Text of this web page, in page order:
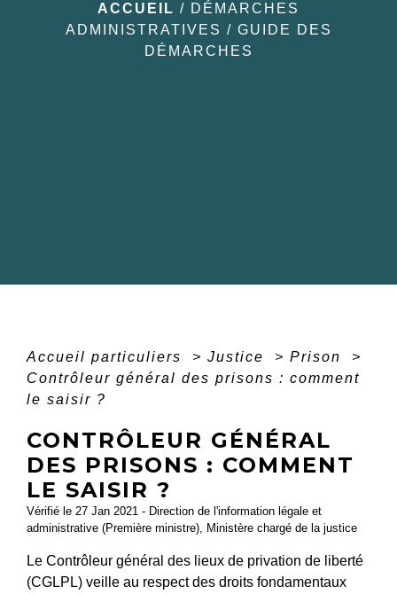
ACCUEIL / DÉMARCHES
ADMINISTRATIVES / GUIDE DES
DÉMARCHES
Accueil particuliers > Justice > Prison
>
Contrôleur général des prisons : comment
le saisir ?
CONTRÔLEUR GÉNÉRAL
DES PRISONS : COMMENT
LE SAISIR ?
Vérifié le 27 Jan 2021 - Direction de l'information légale et
administrative (Première ministre), Ministère chargé de la justice
Le Contrôleur général des lieux de privation de liberté
(CGLPL) veille au respect des droits fondamentaux